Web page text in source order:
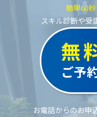
簡単60秒
スキル診断や受
無
ご予
お電話からのお申